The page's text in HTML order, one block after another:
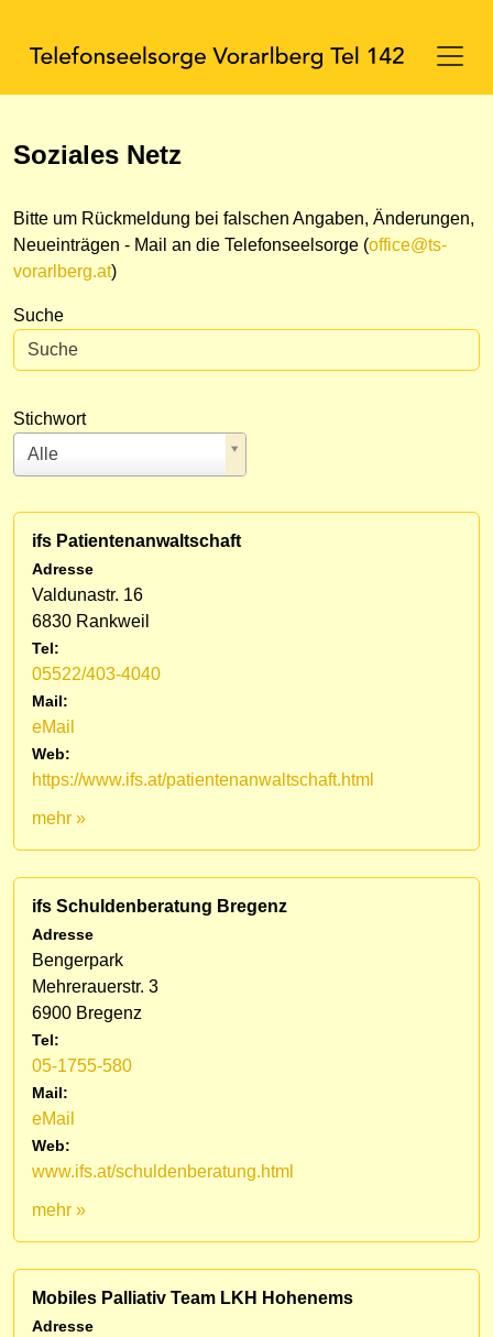
Soziales Netz
Bitte um Rückmeldung bei falschen Angaben, Änderungen,
Neueinträgen - Mail an die Telefonseelsorge (office@ts-
vorarlberg.at)
Suche
Stichwort
Alle
ifs Patientenanwaltschaft
Adresse
Valdunastr. 16
6830 Rankweil
Tel:
05522/403-4040
Mail:
eMail
Web:
https://www.ifs.at/patientenanwaltschaft.html
mehr »
ifs Schuldenberatung Bregenz
Adresse
Bengerpark
Mehrerauerstr. 3
6900 Bregenz
Tel:
05-1755-580
Mail:
eMail
Web:
www.ifs.at/schuldenberatung.html
mehr »
Mobiles Palliativ Team LKH Hohenems
Adresse